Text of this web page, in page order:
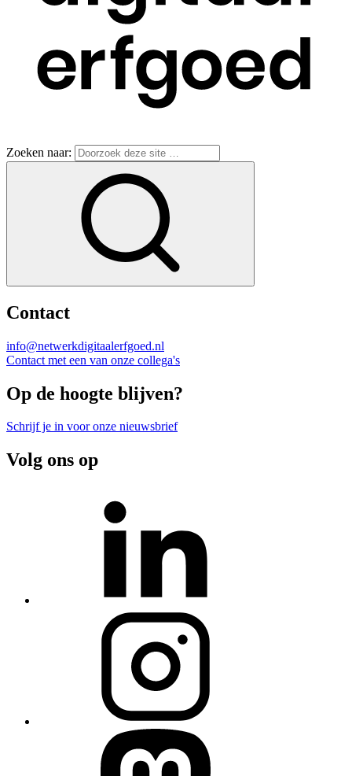
Zoeken naar:
Contact
info@netwerkdigitaalerfgoed.nl
Contact met een van onze collega's
Op de hoogte blijven?
Schrijf je in voor onze nieuwsbrief
Volg ons op